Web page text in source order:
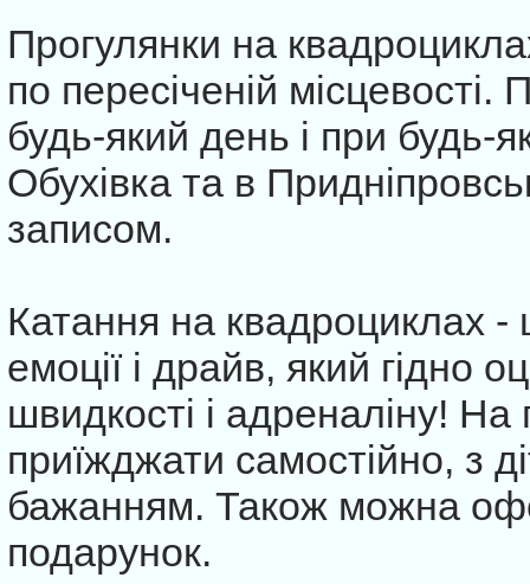
Прогулянки на
по пересіченій місцевості.
будь-який день і при будь-
Обухівка та в
записом.
Катання на квадроциклах -
емоції і драйв, який гідно
швидкості і адреналіну!
приїжджати самостійно, з
бажанням. Також можна
подарунок.